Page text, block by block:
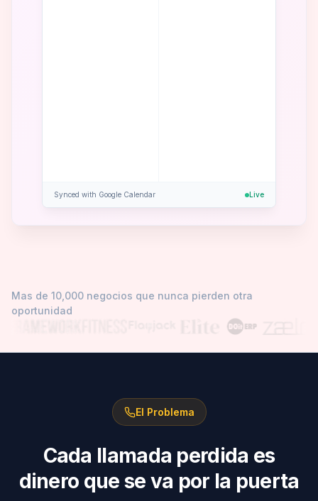
Synced with Google Calendar Live
Mas de 10,000 negocios que nunca pierden otra
oportunidad
El Problema
Cada llamada perdida es
dinero que se va por la puerta